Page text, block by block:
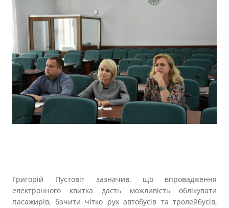
Григорій Пустовіт зазначив, що впровадження
електронного квитка дасть можливість облікувати
пасажирів, бачити чітко рух автобусів та тролейбусів,